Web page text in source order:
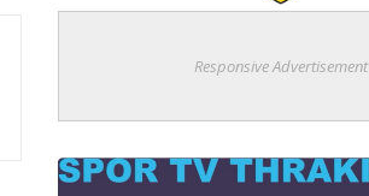
Responsive Advertisement